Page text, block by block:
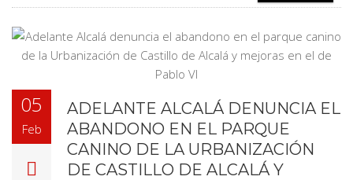
05
Feb
ADELANTE ALCALÁ DENUNCIA EL
ABANDONO EN EL PARQUE
CANINO DE LA URBANIZACIÓN
DE CASTILLO DE ALCALÁ Y